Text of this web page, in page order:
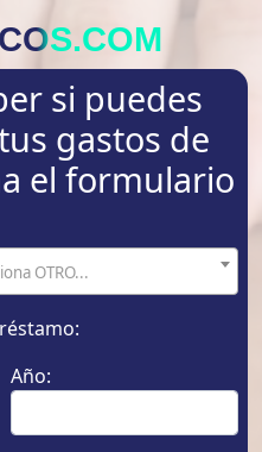
si puedes
gastos de
el formulario
OTRO...
Año: